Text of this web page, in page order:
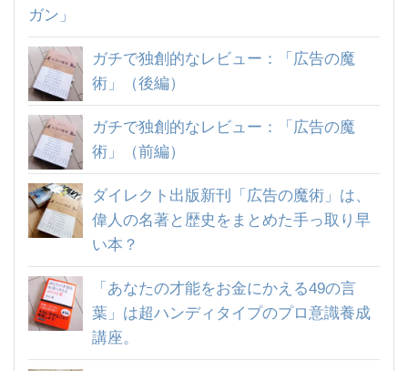
ガン」
ガチで独創的なレビュー：「広告の魔
術」（後編）
ガチで独創的なレビュー：「広告の魔
術」（前編）
ダイレクト出版新刊「広告の魔術」は、
偉人の名著と歴史をまとめた手っ取り早
い本？
「あなたの才能をお金にかえる49の言
葉」は超ハンディタイプのプロ意識養成
講座。